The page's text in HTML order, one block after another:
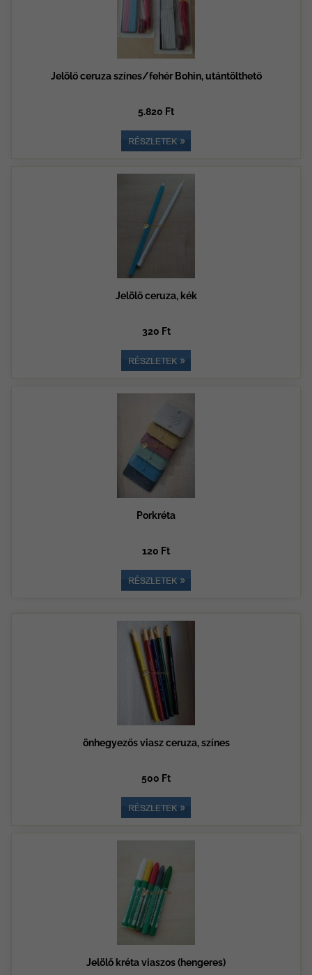
Jelölő ceruza színes/fehér Bohin, utántölthető
5.820 Ft
Jelölő ceruza, kék
320 Ft
Porkréta
120 Ft
önhegyezős viasz ceruza, színes
500 Ft
Jelölő kréta viaszos (hengeres)